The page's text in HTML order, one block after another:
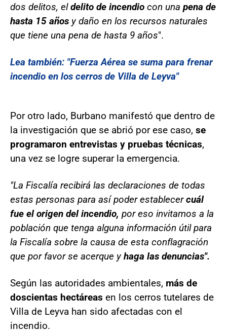
dos delitos, eldelito de incendio con una pena de
hasta 15 años y daño en los recursos naturales
que tiene una pena de hasta 9 años".
Lea también: "Fuerza Aérea se suma para frenar
incendio en los cerros de Villa de Leyva"
Por otro lado, Burbano manifestó que dentro de
la investigación que se abrió por ese caso, se
programaron entrevistas y pruebas técnicas,
una vez se logre superar la emergencia.
"La Fiscalía recibirá las declaraciones de todas
estas personas para así poder establecercuál
fue el origen del incendio, por eso invitamos a la
población que tenga alguna información útil para
la Fiscalía sobre la causa de esta conflagración
que por favor se acerque yhaga las denuncias".
Según las autoridades ambientales, más de
doscientas hectáreas en los cerros tutelares de
Villa de Leyva han sido afectadas con el
incendio.